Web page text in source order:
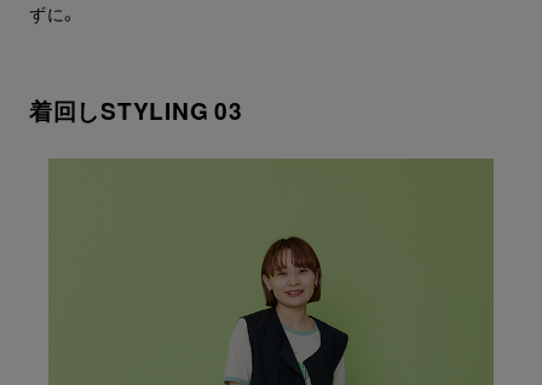
ずに。
着回しSTYLING 03